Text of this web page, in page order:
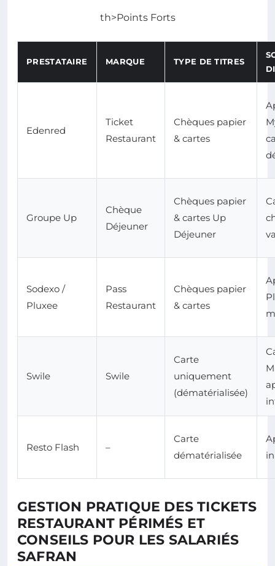
th>Points Forts
PRESTATAIRE MARQUE TYPE DE TITRES
Edenred
Ticket
Restaurant
Chèques papier
& cartes
Groupe Up
Chèque
Déjeuner
Chèques papier
& cartes Up
Déjeuner
Sodexo /
Pluxee
Pass
Restaurant
Chèques papier
& cartes
Swile Swile
Carte
uniquement
(dématérialisée)
Resto Flash –
Carte
dématérialisée
GESTION PRATIQUE DES TICKETS
RESTAURANT PÉRIMÉS ET
CONSEILS POUR LES SALARIÉS
SAFRAN